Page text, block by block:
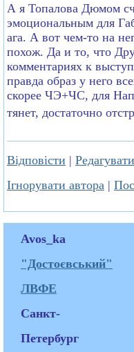
А я Топалова Дюмом
эмоциональным для
ага. А вот чем-то на
похож. Да и то, что
комментариях к
правда образ у него
скорее ЧЭ+ЧС, для
тянет, достаточно
Відповісти | Редагувати
Ігнорувати автора |
Avos_ka
"Достоєвський"
ЛВФЕ
Санкт-
Петербург